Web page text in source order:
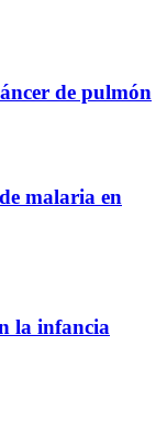
de pulmón
malaria en
la infancia